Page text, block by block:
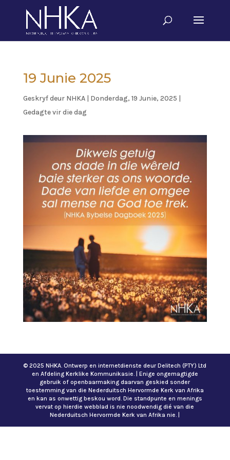
19 Junie 2025
Geskryf deur NHKA| Donderdag, 19 Junie, 2025 |
Gedagte vir die dag
© 2025 NHKA. Ontwerp en internetdienste deur Delitech (PTY) Ltd
en Afdeling Kerklike Kommunikasie. | Enige ongemagtigde
gebruik of openbaarmaking daarvan geskied sonder
toestemming van die Nederduitsch Hervormde Kerk van Afrika
en kan as onwettig beskou word. Die standpunte en menings
vervat op hierdie webblad is nie noodwendig dié van die
Nederduitsch Hervormde Kerk van Afrika nie. |